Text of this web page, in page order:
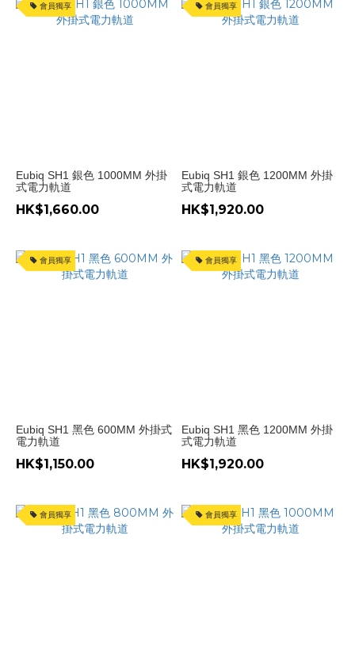
會員獨享
Eubiq SH1 銀色 1000MM 外掛
式電力軌道
HK$1,660.00
會員獨享
Eubiq SH1 銀色 1200MM 外掛
式電力軌道
HK$1,920.00
會員獨享
Eubiq SH1 黑色 600MM 外掛式
電力軌道
HK$1,150.00
會員獨享
Eubiq SH1 黑色 1200MM 外掛
式電力軌道
HK$1,920.00
會員獨享 會員獨享